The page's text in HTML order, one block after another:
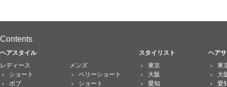
Contents
ヘアスタイル スタイリスト
ヘア
レディース
ショート
ボブ
メンズ
ベリーショート
ショート
東京
大阪
愛知
東
大
愛